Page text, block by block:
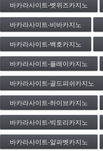
바카라사이트-벳위즈카지노
바카라사이트-비바카지노
바카라사이트-백호카지노
바카라사이트-플레이카지노
바카라사이트-골드피쉬카지노
바카라사이트-하이브카지노
바카라사이트-빅토리카지노
바카라사이트-알파벳카지노